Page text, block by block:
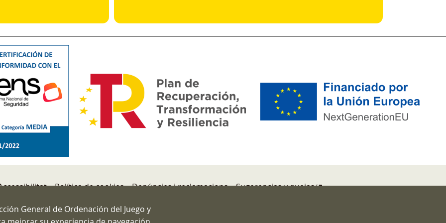
Política de cookies Denúncies i reclamacions
Sugerencias y quejas
Seguridad
General de Ordenación del Juego y